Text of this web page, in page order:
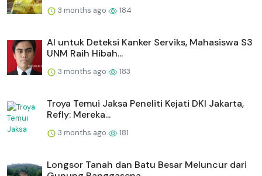
3 months ago 184
AI untuk Deteksi Kanker Serviks, Mahasiswa S3
UNM Raih Hibah...
3 months ago 183
Troya Temui Jaksa Peneliti Kejati DKI Jakarta,
Refly: Mereka...
3 months ago 181
Longsor Tanah dan Batu Besar Meluncur dari